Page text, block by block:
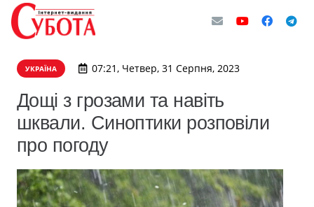
УКРАЇНА 07:21, Четвер, 31 Серпня, 2023
Дощі з грозами та навіть
шквали. Синоптики розповіли
про погоду